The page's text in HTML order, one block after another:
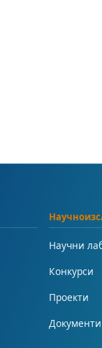
Научни
Конкурси
Проекти
Документи